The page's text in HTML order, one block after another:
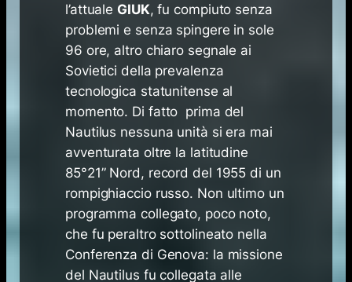
l’attuale GIUK, fu compiuto senza
problemi e senza spingere in sole
96 ore, altro chiaro segnale ai
Sovietici della prevalenza
tecnologica statunitense al
momento. Di fatto prima del
Nautilus nessuna unità si era mai
avventurata oltre la latitudine
85°21” Nord, record del 1955 di un
rompighiaccio russo. Non ultimo un
programma collegato, poco noto,
che fu peraltro sottolineato nella
Conferenza di Genova: la missione
del Nautilus fu collegata alle